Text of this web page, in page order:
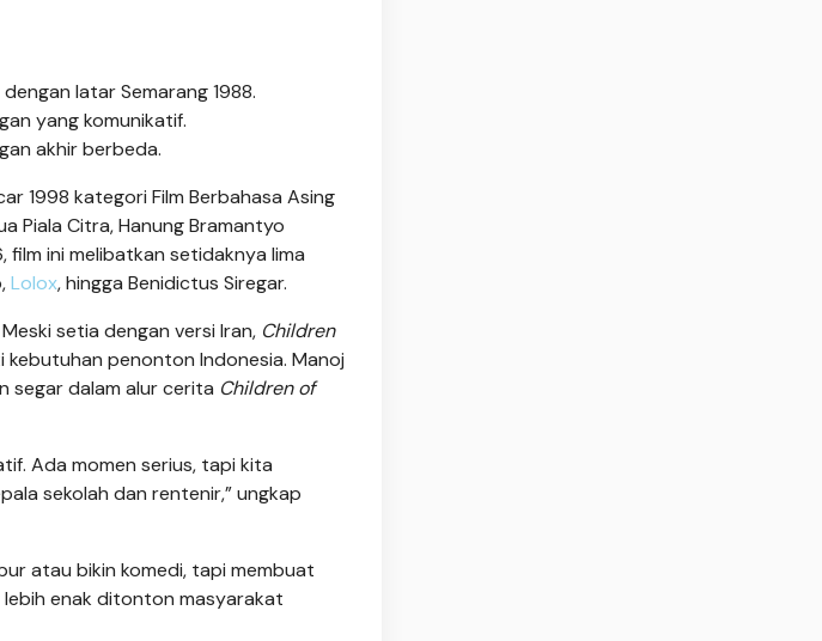
latar Semarang 1988.
yang komunikatif.
akhir berbeda.
1998 kategori Film Berbahasa Asing
Piala Citra, Hanung Bramantyo
film ini melibatkan setidaknya lima
Lolox, hingga Benidictus Siregar.
setia dengan versi Iran, Children
penonton Indonesia. Manoj
segar dalam alur cerita Children of
Ada momen serius, tapi kita
sekolah dan rentenir,” ungkap
atau bikin komedi, tapi membuat
lebih enak ditonton masyarakat